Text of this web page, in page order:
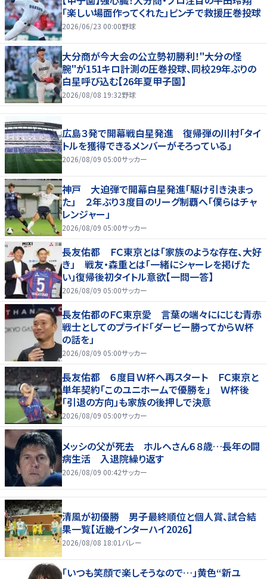
「楽しい場面作ってくれた」ピンチで救援圧巻投球
2026/06/23 00:00野球
大分商が今大会の公立勢初勝利！"大分の怪
腕"が151キロ計測の圧巻投球、同校29年ぶりの
白星呼び込む【26年夏甲子園】
2026/08/08 19:32野球
広島３発で開幕戦白星発進 復帰弾の川村「タイ
トルを獲得できるメンバーがそろっている」
2026/08/09 05:00サッカー
神戸 大迫弾で開幕白星発進「駆け引き決まっ
た」 ２年ぶり３度目のリーグ制覇へ「僕らはチャ
レンジャー」
2026/08/09 05:00サッカー
長友佑都 ＦＣ東京とは「家族のような存在、大好
き」 戦友・森重とは「一緒にシャーレを掲げた
い」復帰後初タイトル意欲【一問一答】
2026/08/09 05:00サッカー
長友佑都のＦＣ東京愛 言葉の端々ににじむ青赤
戦士としてのプライド「ダービー勝ってからＷ杯
の話を」
2026/08/09 05:00サッカー
長友佑都 ６度目Ｗ杯へ再スタート ＦＣ東京と
単年契約「このユニホームで優勝を」 Ｗ杯後
「引退の方向」も家族の後押しで決意
2026/08/09 05:00サッカー
メッシの父が死去 ホルヘさん６８歳…長年の闘
病生活 入退院繰り返す
2026/08/09 00:42サッカー
清風が初優勝 男子最終順位と個人賞、試合結
果一覧【近畿インターハイ2026】
2026/08/08 18:01 バレー
「いつも笑顔で楽しそうなので…」黄色“新ユ